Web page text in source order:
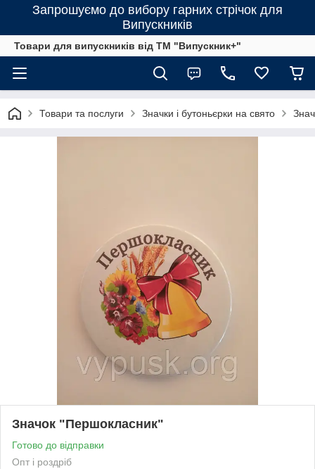
Запрошуємо до вибору гарних стрічок для
Випускників
Товари для випускників від ТМ "Випускник+"
Товари та послуги Значки і бутоньєрки на свято
Значок "Першокласник"
Готово до відправки
Опт і роздріб